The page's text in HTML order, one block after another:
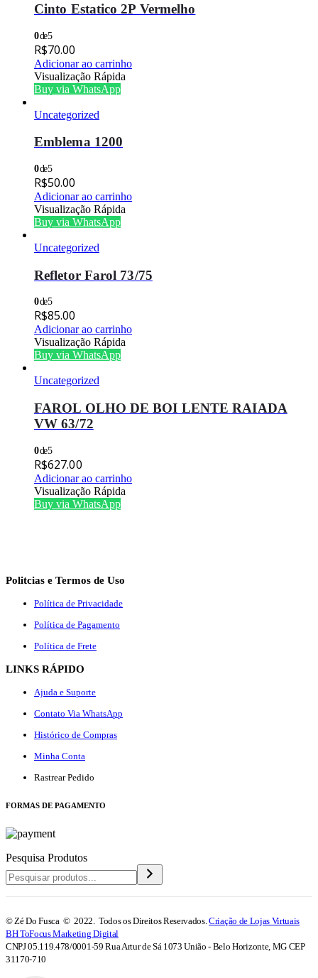
Cinto Estatico 2P Vermelho
0de 5
R$70.00
Adicionar ao carrinho
Visualização Rápida
Buy via WhatsApp
Uncategorized
Emblema 1200
0de 5
R$50.00
Adicionar ao carrinho
Visualização Rápida
Buy via WhatsApp
Uncategorized
Refletor Farol 73/75
0de 5
R$85.00
Adicionar ao carrinho
Visualização Rápida
Buy via WhatsApp
Uncategorized
FAROL OLHO DE BOI LENTE RAIADA
VW 63/72
0de 5
R$627.00
Adicionar ao carrinho
Visualização Rápida
Buy via WhatsApp
Politcias e Termos de Uso
Política de Privacidade
Política de Pagamento
Política de Frete
LINKS RÁPIDO
Ajuda e Suporte
Contato Via WhatsApp
Histórico de Compras
Minha Conta
Rastrear Pedido
FORMAS DE PAGAMENTO
Pesquisa Produtos
© Zé Do Fusca © 2022. Todos os Direitos Reservados.Criação de Lojas Virtuais
BH ToFocus Marketing Digital
CNPJ 05.119.478/0001-59 Rua Artur de Sá 1073 União - Belo Horizonte, MG CEP
31170-710